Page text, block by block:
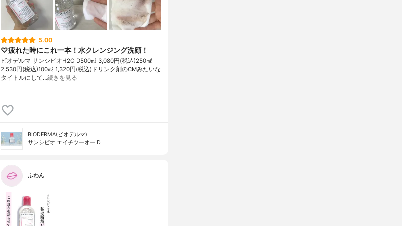
5.00
♡疲れた時にこれ一本！水クレンジング洗顔！
ビオデルマ サンシビオH2O D500㎖ 3,080円(税込)250㎖
2,530円(税込)100㎖ 1,320円(税込)ドリンク剤のCMみたいな
タイトルにして…続きを見る
BIODERMA(ビオデルマ)
サンシビオ エイチツーオー D
ふわん